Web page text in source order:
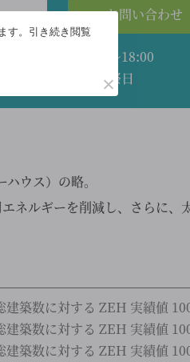
お問い合わせ
営業時間 8:00～18:00
定休日 日曜・祭日
ウス）の略。
ネルギーを削減し、さらに、
建築数に対する ZEH 実績値
建築数に対する ZEH 実績値
建築数に対する ZEH 実績値
す。引き続き閲覧